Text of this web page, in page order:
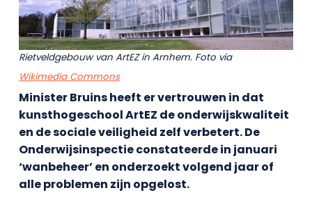
Rietveldgebouw van ArtEZ in Arnhem. Foto via
Wikimedia Commons
Minister Bruins heeft er vertrouwen in dat
kunsthogeschool ArtEZ de onderwijskwaliteit
en de sociale veiligheid zelf verbetert. De
Onderwijsinspectie constateerde in januari
‘wanbeheer’ en onderzoekt volgend jaar of
alle problemen zijn opgelost.